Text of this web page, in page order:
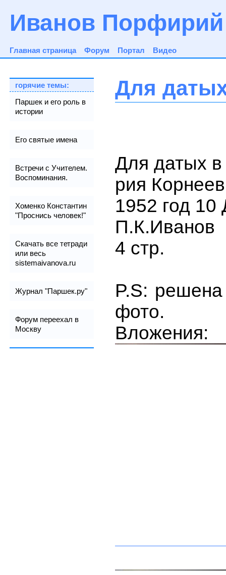
Иванов
Главная страница Форум Портал Видео
горячие темы:
Паршек и его роль в
истории
Его святые имена
Встречи с Учителем.
Воспоминания.
Хоменко Константин
"Проснись человек!"
Скачать все тетради
или весь
sistemaivanova.ru
Журнал "Паршек.ру"
Форум переехал в
Москву
Для
Для датых
рия
1952 год 10
П.К.Иванов
4 стр.
P.S:
фото.
Вложения: